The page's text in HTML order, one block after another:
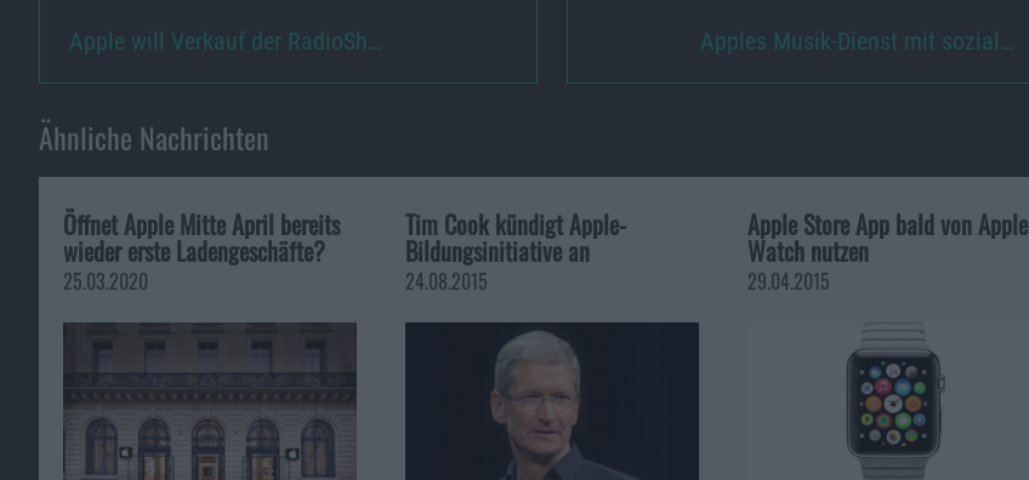
Apple will Verkauf der RadioSh… Apples Musik-Dienst mit sozial…
Ähnliche Nachrichten
Öffnet Apple Mitte April bereits
wieder erste Ladengeschäfte?
25.03.2020
Tim Cook kündigt Apple-
Bildungsinitiative an
24.08.2015
Apple Store App bald von Apple
Watch nutzen
29.04.2015